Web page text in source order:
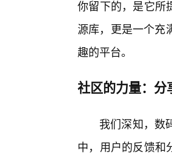
你留下的，是它所
源库，更是一个充
趣的平台。
社区的力量：分
我们深知，数
中，用户的反馈和